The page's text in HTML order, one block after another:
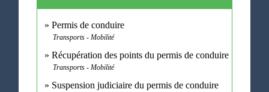
Permis de conduire
Transports - Mobilité
Récupération des points du permis de conduire
Transports - Mobilité
Suspension judiciaire du permis de conduire